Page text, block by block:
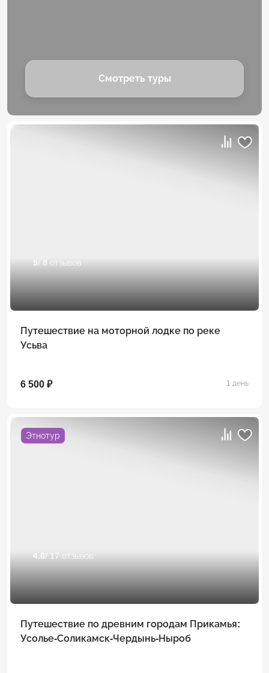
Смотреть туры
5/ 8 отзывов
Путешествие на моторной лодке по реке
Усьва
6 500 ₽ 1 день
Этнотур
4.6/ 17 отзывов
Путешествие по древним городам Прикамья:
Усолье-Соликамск-Чердынь-Ныроб